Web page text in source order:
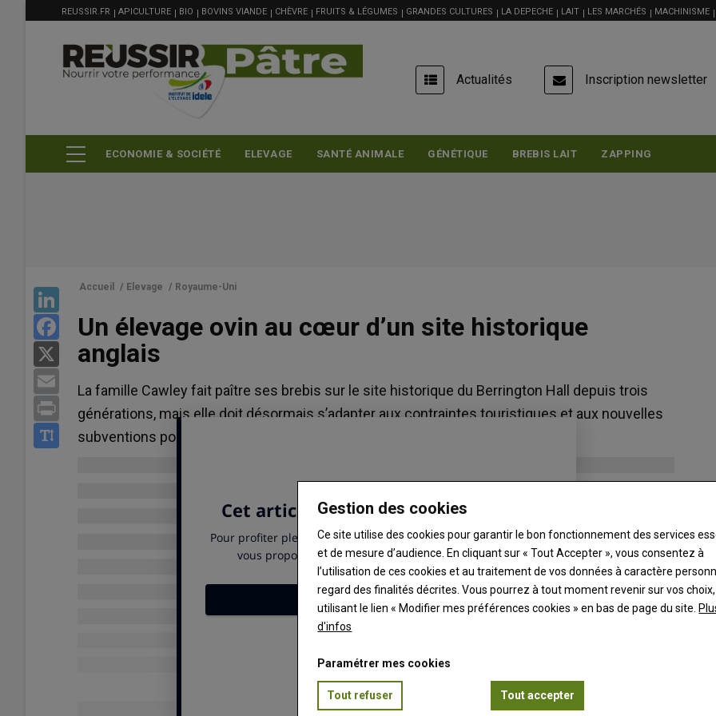
contenu
MENU
FILIÈRE
REUSSIR.FR APICULTURE BIO BOVINS VIANDE CHÈVRE FRUITS & LÉGUMES GRANDES CULTURES LA DEPECHE LAIT LES MARCHÉS MACHINISME
USER
ACCOUNT
MENU
Actualités Inscription newsletter
ECONOMIE & SOCIÉTÉ ELEVAGE SANTÉ ANIMALE GÉNÉTIQUE BREBIS LAIT ZAPPING
Facebook
Accueil / Elevage / Royaume-Uni
Un élevage ovin au cœur d’un site historique
anglais
La famille Cawley fait paître ses brebis sur le site historique du Berrington Hall depuis trois
générations, mais elle doit désormais s’adapter aux contraintes touristiques et aux nouvelles
subventions post-Brexit.
Gestion des cookies
Ce site utilise des cookies pour garantir le bon fonctionnement des services
et de mesure d’audience. En cliquant sur « Tout Accepter », vous consentez à
l’utilisation de ces cookies et au traitement de vos données à caractère
regard des finalités décrites. Vous pourrez à tout moment revenir sur vos
utilisant le lien « Modifier mes préférences cookies » en bas de page du site.
d'infos
Paramétrer mes cookies
Tout refuser Tout accepter